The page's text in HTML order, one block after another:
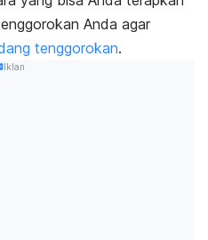
Anda agar
tenggorokan.
Iklan